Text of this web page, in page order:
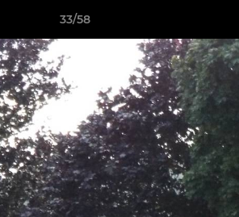
33/58